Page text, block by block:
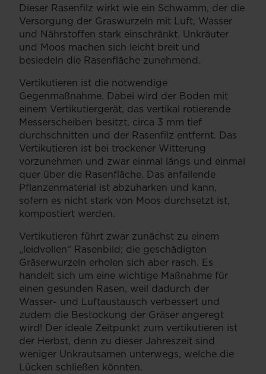
Dieser Rasenfilz wirkt wie ein Schwamm, der die
Versorgung der Graswurzeln mit Luft, Wasser
und Nährstoffen stark einschränkt. Unkräuter
und Moos machen sich leicht breit und
besiedeln die Rasenfläche zunehmend.
Vertikutieren ist die notwendige
Gegenmaßnahme. Dabei wird der Boden mit
einem Vertikutiergerät, das vertikal rotierende
Messerscheiben besitzt, circa 3 mm tief
durchschnitten und der Rasenfilz entfernt. Das
Vertikutieren ist bei trockener Witterung
vorzunehmen und zwar einmal längs und einmal
quer über die Rasenfläche. Das anfallende
Pflanzenmaterial ist abzuharken und kann,
sofern es nicht stark von Moos durchsetzt ist,
kompostiert werden.
Vertikutieren führt zwar zunächst zu einem
„leidvollen“ Rasenbild; die geschädigten
Gräserwurzeln erholen sich aber rasch. Es
handelt sich um eine wichtige Maßnahme für
einen gesunden Rasen, weil dadurch der
Wasser- und Luftaustausch verbessert und
zudem die Bestockung der Gräser angeregt
wird! Der ideale Zeitpunkt zum vertikutieren ist
der Herbst, denn zu dieser Jahreszeit sind
weniger Unkrautsamen unterwegs, welche die
Lücken schließen könnten.